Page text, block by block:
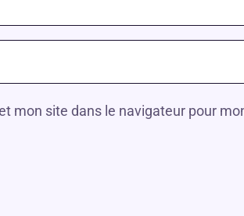
mon site dans le navigateur pour